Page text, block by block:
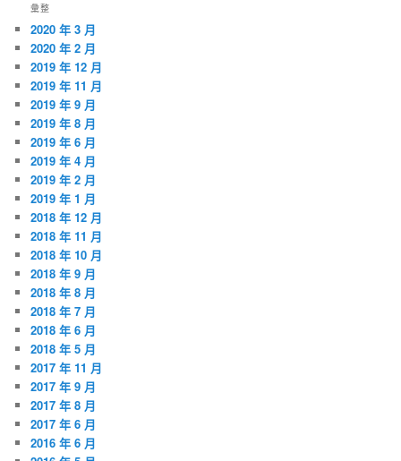
期
刊
彙整
2020 年 3 月
2020 年 2 月
2019 年 12 月
2019 年 11 月
2019 年 9 月
2019 年 8 月
2019 年 6 月
2019 年 4 月
2019 年 2 月
2019 年 1 月
2018 年 12 月
2018 年 11 月
2018 年 10 月
2018 年 9 月
2018 年 8 月
2018 年 7 月
2018 年 6 月
2018 年 5 月
2017 年 11 月
2017 年 9 月
2017 年 8 月
2017 年 6 月
2016 年 6 月